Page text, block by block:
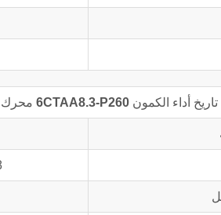
تاريخ أداء الكمون6CTAA8.3-P260 محرك